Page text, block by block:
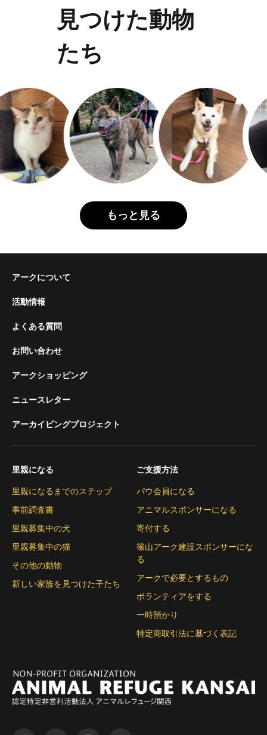
見つけた動物
たち
もっと見る
アークについて
活動情報
よくある質問
お問い合わせ
アークショッピング
ニュースレター
アーカイビングプロジェクト
里親になる
里親になるまでのステップ
事前調査書
里親募集中の犬
里親募集中の猫
その他の動物
新しい家族を見つけた子たち
ご支援方法
パウ会員になる
アニマルスポンサーになる
寄付する
篠山アーク建設スポンサーにな
る
アークで必要とするもの
ボランティアをする
一時預かり
特定商取引法に基づく表記